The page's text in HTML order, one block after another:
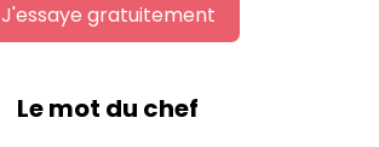
J'essaye gratuitement
Le mot du chef